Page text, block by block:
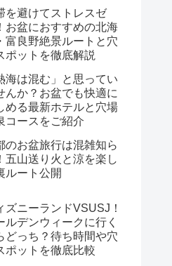
を避けてストレスゼ
お盆におすすめの北海
富良野絶景ルートと穴
ポットを徹底解説
海は混む」と思ってい
んか？お盆でも快適に
める最新ホテルと穴場
コースをご紹介
のお盆旅行は混雑知ら
五山送り火と涼を楽し
ルート公開
ズニーランドVSUSJ！
ルデンウィークに行く
どっち？待ち時間や穴
ポットを徹底比較